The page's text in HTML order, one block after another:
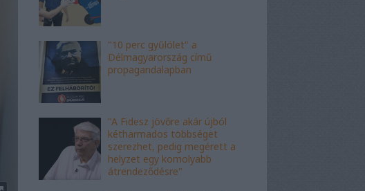
"10 perc gyűlölet" a
Délmagyarország című
propagandalapban
"A Fidesz jövőre akár újból
kétharmados többséget
szerezhet, pedig megérett a
helyzet egy komolyabb
átrendeződésre"